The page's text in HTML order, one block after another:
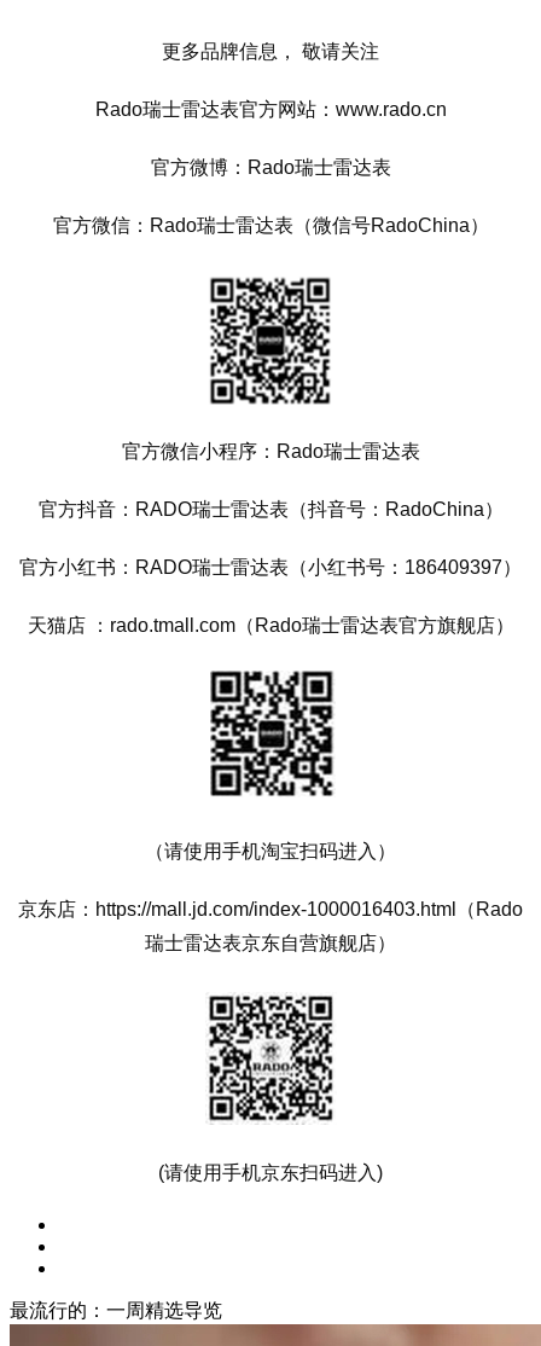
更多品牌信息， 敬请关注
Rado瑞士雷达表官方网站：www.rado.cn
官方微博：Rado瑞士雷达表
官方微信：Rado瑞士雷达表（微信号RadoChina）
官方微信小程序：Rado瑞士雷达表
官方抖音：RADO瑞士雷达表（抖音号：RadoChina）
官方小红书：RADO瑞士雷达表（小红书号：186409397）
天猫店 ：rado.tmall.com（Rado瑞士雷达表官方旗舰店）
（请使用手机淘宝扫码进入）
京东店：https://mall.jd.com/index-1000016403.html（Rado
瑞士雷达表京东自营旗舰店）
(请使用手机京东扫码进入)
最流行的：一周精选导览